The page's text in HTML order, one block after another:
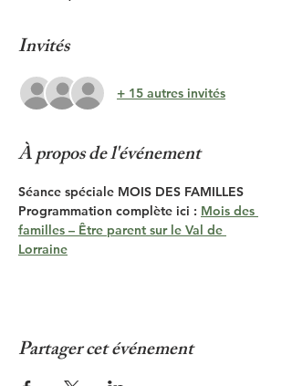
Invités
+ 15 autres invités
À propos de l'événement
Séance spéciale MOIS DES FAMILLES
Programmation complète ici : Mois des
familles – Être parent sur le Val de
Lorraine
Partager cet événement